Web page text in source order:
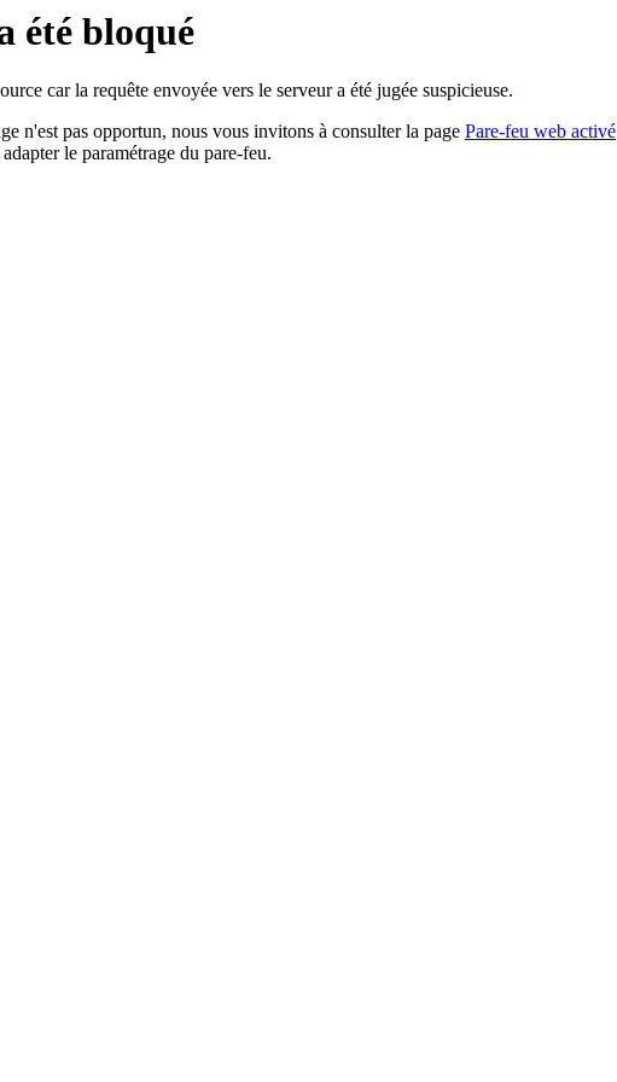
été bloqué
car la requête envoyée vers le serveur a été jugée suspicieuse.
n'est pas opportun, nous vous invitons à consulter la page Pare-feu web activé
le paramétrage du pare-feu.